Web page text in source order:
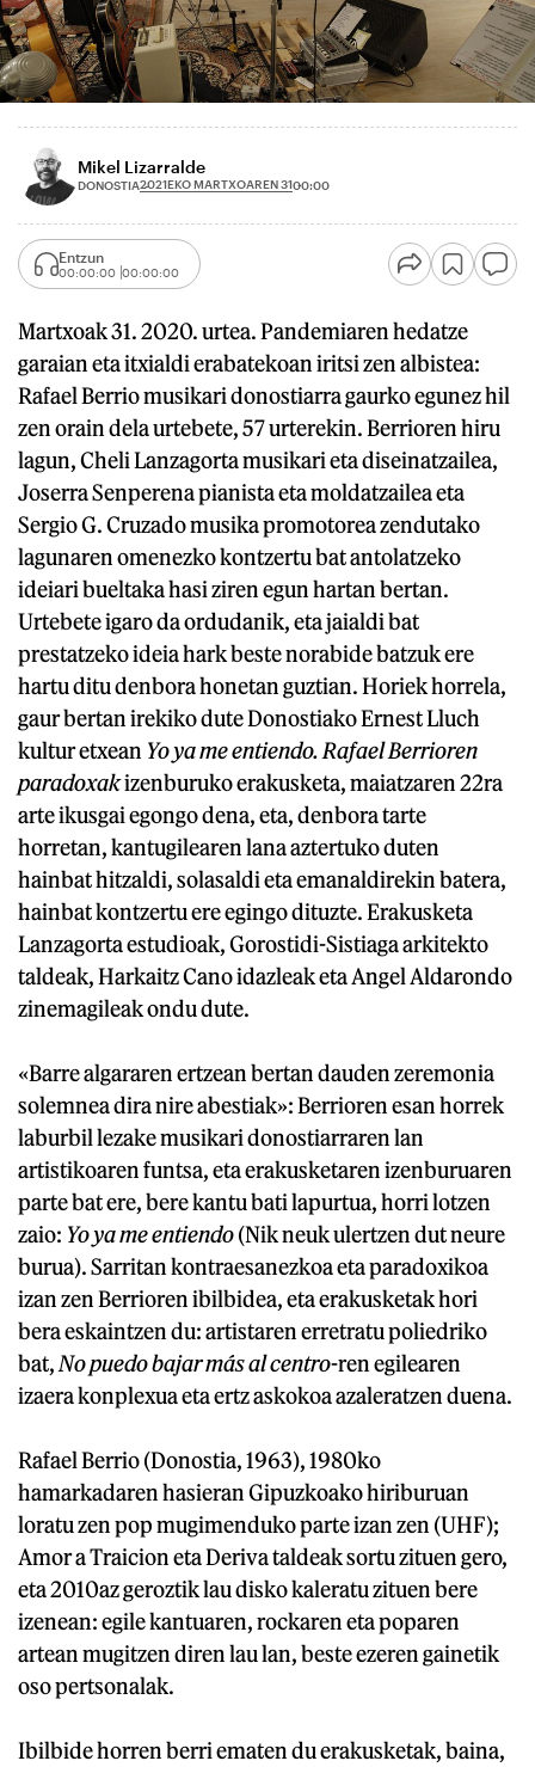
Mikel Lizarralde
DONOSTIA2021EKO MARTXOAREN 3100:00
Entzun
00:00:00 00:00:00
Martxoak 31. 2020. urtea. Pandemiaren hedatze
garaian eta itxialdi erabatekoan iritsi zen albistea:
Rafael Berrio musikari donostiarra gaurko egunez hil
zen orain dela urtebete, 57 urterekin. Berrioren hiru
lagun, Cheli Lanzagorta musikari eta diseinatzailea,
Joserra Senperena pianista eta moldatzailea eta
Sergio G. Cruzado musika promotorea zendutako
lagunaren omenezko kontzertu bat antolatzeko
ideiari bueltaka hasi ziren egun hartan bertan.
Urtebete igaro da ordudanik, eta jaialdi bat
prestatzeko ideia hark beste norabide batzuk ere
hartu ditu denbora honetan guztian. Horiek horrela,
gaur bertan irekiko dute Donostiako Ernest Lluch
kultur etxean Yo ya me entiendo. Rafael Berrioren
paradoxakizenburuko erakusketa, maiatzaren 22ra
arte ikusgai egongo dena, eta, denbora tarte
horretan, kantugilearen lana aztertuko duten
hainbat hitzaldi, solasaldi eta emanaldirekin batera,
hainbat kontzertu ere egingo dituzte. Erakusketa
Lanzagorta estudioak, Gorostidi-Sistiaga arkitekto
taldeak, Harkaitz Cano idazleak eta Angel Aldarondo
zinemagileak ondu dute.
«Barre algararen ertzean bertan dauden zeremonia
solemnea dira nire abestiak»: Berrioren esan horrek
laburbil lezake musikari donostiarraren lan
artistikoaren funtsa, eta erakusketaren izenburuaren
parte bat ere, bere kantu bati lapurtua, horri lotzen
zaio: Yo ya me entiendo(Nik neuk ulertzen dut neure
burua). Sarritan kontraesanezkoa eta paradoxikoa
izan zen Berrioren ibilbidea, eta erakusketak hori
bera eskaintzen du: artistaren erretratu poliedriko
bat, No puedo bajar más al centro-ren egilearen
izaera konplexua eta ertz askokoa azaleratzen duena.
Rafael Berrio (Donostia, 1963), 1980ko
hamarkadaren hasieran Gipuzkoako hiriburuan
loratu zen pop mugimenduko parte izan zen (UHF);
Amor a Traicion eta Deriva taldeak sortu zituen gero,
eta 2010az geroztik lau disko kaleratu zituen bere
izenean: egile kantuaren, rockaren eta poparen
artean mugitzen diren lau lan, beste ezeren gainetik
oso pertsonalak.
Ibilbide horren berri ematen du erakusketak, baina,